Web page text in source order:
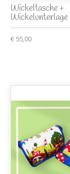
Wickeltasche +
Wickelunterlage
€ 55,00